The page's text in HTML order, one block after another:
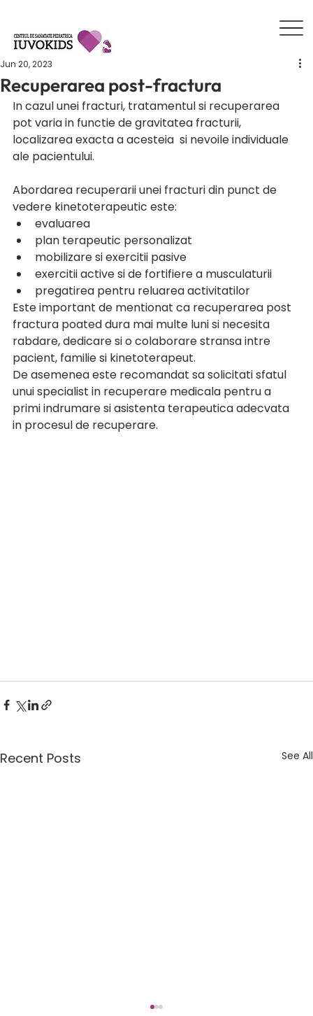
Recuperarea post-fractura
Jun 20, 2023
In cazul unei fracturi, tratamentul si recuperarea
pot varia in functie de gravitatea fracturii,
localizarea exacta a acesteia  si nevoile individuale
ale pacientului.
Abordarea recuperarii unei fracturi din punct de
vedere kinetoterapeutic este:
evaluarea
plan terapeutic personalizat
mobilizare si exercitii pasive
exercitii active si de fortifiere a musculaturii
pregatirea pentru reluarea activitatilor
Este important de mentionat ca recuperarea post
fractura poated dura mai multe luni si necesita
rabdare, dedicare si o colaborare stransa intre
pacient, familie si kinetoterapeut.
De asemenea este recomandat sa solicitati sfatul
unui specialist in recuperare medicala pentru a
primi indrumare si asistenta terapeutica adecvata
in procesul de recuperare.
Recent Posts See All